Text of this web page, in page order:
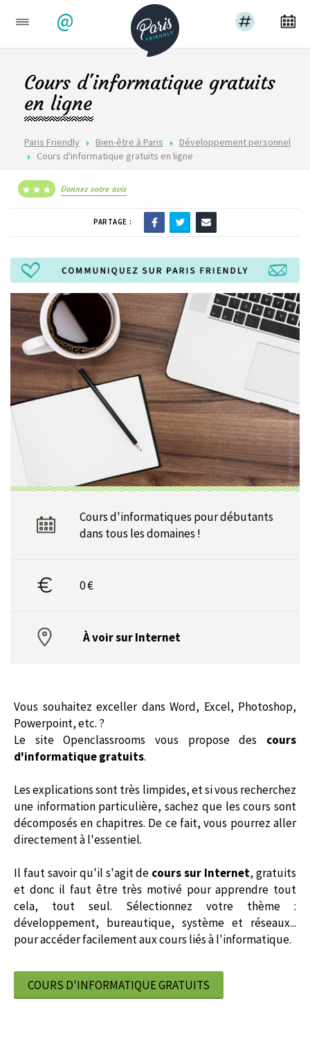
@
Paris Friendly Bien-être à Paris
Développement personnel
Cours d'informatique gratuits en ligne
Cours d'informatique gratuits
en ligne
Donnez votre avis
PARTAGE :
Cours d'informatiques pour débutants
dans tous les domaines !
0 €
À voir sur Internet
Vous souhaitez exceller dans Word, Excel, Photoshop,
Powerpoint, etc. ?
Le site Openclassrooms vous propose des cours
d'informatique gratuits.
Les explications sont très limpides, et si vous recherchez
une information particulière, sachez que les cours sont
décomposés en chapitres. De ce fait, vous pourrez aller
directement à l'essentiel.
Il faut savoir qu'il s'agit de cours sur Internet, gratuits
et donc il faut être très motivé pour apprendre tout
cela, tout seul. Sélectionnez votre thème :
développement, bureautique, système et réseaux...
pour accéder facilement aux cours liés à l'informatique.
COURS D'INFORMATIQUE GRATUITS